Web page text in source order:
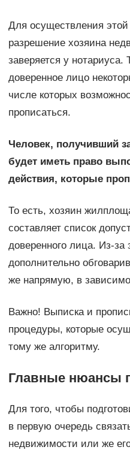
Для осуществления
разрешение хозяина
заверяется у нотариуса.
доверенное лицо
числе которых
прописаться.
Человек, получивший
будет иметь право
действия, которые
То есть, хозяин
составляет список
доверенного лица. Из-
дополнительно
же напрямую, в
Важно! Выписка и
процедуры, которые
тому же алгоритму.
Главные нюансы
Для того, чтобы
в первую очередь
недвижимости или же